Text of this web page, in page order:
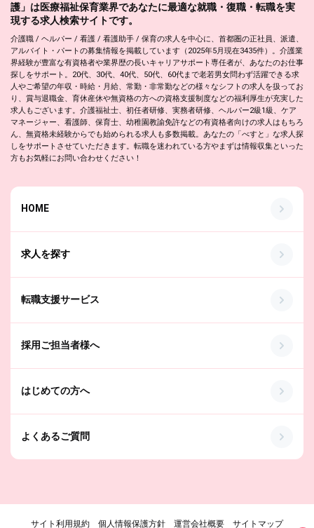
護」は医療福祉保育業界であなたに最適な就職・復職・転職を実
現する求人検索サイトです。
介護職 / ヘルパー / 看護 / 看護助手 / 保育の求人を中心に、首都圏の正社員、派遣、
アルバイト・パートの募集情報を掲載しています（2025年5月現在3435件）。介護業
界経験が豊富な有資格者や業界歴の長いキャリアサポート専任者が、あなたのお仕事
探しをサポート。20代、30代、40代、50代、60代まで老若男女問わず活躍できる求
人やご希望の年収・時給・月給、常勤・非常勤などの様々なシフトの求人を扱ってお
り、賞与退職金、育休産休や無資格の方への資格支援制度などの福利厚生が充実した
求人もございます。介護福祉士、初任者研修、実務者研修、ヘルパー2級1級、ケア
マネージャー、看護師、保育士、幼稚園教諭免許などの有資格者向けの求人はもちろ
ん、無資格未経験からでも始められる求人も多数掲載。あなたの「べすと」な求人探
しをサポートさせていただきます。転職を迷われている方やまずは情報収集といった
方もお気軽にお問い合わせください！
HOME
求人を探す
転職支援サービス
採用ご担当者様へ
はじめての方へ
よくあるご質問
サイト利用規約 個人情報保護方針 運営会社概要 サイトマップ